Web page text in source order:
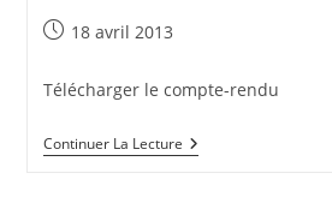
Publication
18 avril 2013
Télécharger le compte-rendu
Continuer La LectureCAP
Des